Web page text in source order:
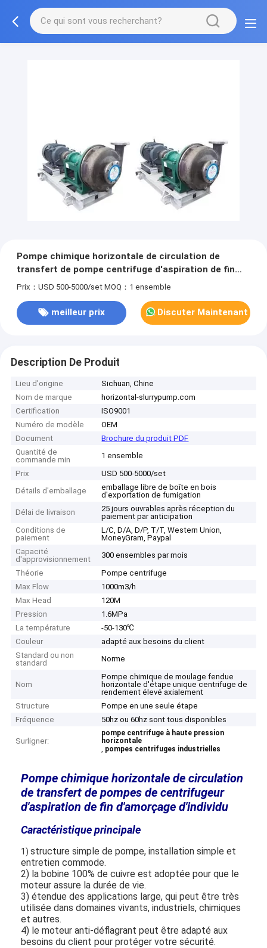
Pompe chimique horizontale de circulation de
transfert de pompe centrifuge d'aspiration de fin
d'amorçage d'individu
Prix：USD 500-5000/set MOQ：1 ensemble
meilleur prix Discuter Maintenant
Description De Produit
Lieu d'origine
Sichuan, Chine
Nom de marque
horizontal-slurrypump.com
Certification
ISO9001
Numéro de modèle
OEM
Document
Brochure du produit PDF
Quantité de
commande min
1 ensemble
Prix
USD 500-5000/set
Détails d'emballage
emballage libre de boîte en bois
d'exportation de fumigation
Délai de livraison
25 jours ouvrables après réception du
paiement par anticipation
Conditions de
paiement
L/C, D/A, D/P, T/T, Western Union,
MoneyGram, Paypal
Capacité
d'approvisionnement
300 ensembles par mois
Théorie
Pompe centrifuge
Max Flow
1000m3/h
Max Head
120M
Pression
1.6MPa
La température
-50-130℃
Couleur
adapté aux besoins du client
Standard ou non
standard
Norme
Nom
Pompe chimique de moulage fendue
horizontale d'étape unique centrifuge de
rendement élevé axialement
Structure
Pompe en une seule étape
Fréquence
50hz ou 60hz sont tous disponibles
Surligner:
pompe centrifuge à haute pression
horizontale
, pompes centrifuges industrielles
Pompe chimique horizontale de circulation
de transfert de pompes de centrifugeur
d'aspiration de fin d'amorçage d'individu
Caractéristique principale
1)structure simple de pompe, installation simple et
entretien commode.
2) la bobine 100% de cuivre est adoptée pour que le
moteur assure la durée de vie.
3) étendue des applications large, qui peut être très
utilisée dans domaines vivants, industriels, chimiques
et autres.
4) le moteur anti-déflagrant peut être adapté aux
besoins du client pour protéger votre sécurité.